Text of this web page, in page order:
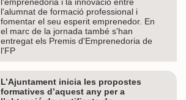
l'alumnat de formació professional i
fomentar el seu esperit emprenedor. En
el marc de la jornada també s'han
entregat els Premis d'Emprenedoria de
l'FP
L’Ajuntament inicia les propostes
formatives d’aquest any per a